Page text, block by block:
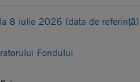
8 iulie 2026 (data de referință)
Fondului